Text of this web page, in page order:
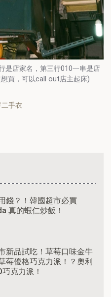
是店家名，第三行010一串是店
買，可以call out店主起床)
二手衣
錢？！韓國超市必買
真的蝦仁炒飯！
新品試吃！草莓口味金牛
莓優格巧克力派！？奧利
巧克力派！